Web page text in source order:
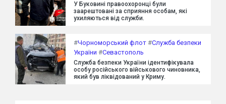
У Буковині правоохоронці були
заарештовані за сприяння особам, які
ухиляються від служби.
#Чорноморський флот #Служба безпеки
України #Севастополь
Служба безпеки України ідентифікувала
особу російського військового чиновника,
який був ліквідований у Криму.